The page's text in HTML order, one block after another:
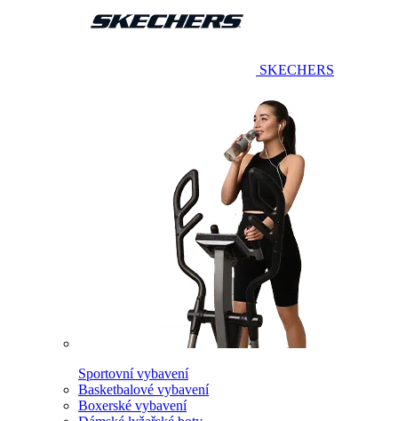
SKECHERS
Sportovní vybavení
Basketbalové vybavení
Boxerské vybavení